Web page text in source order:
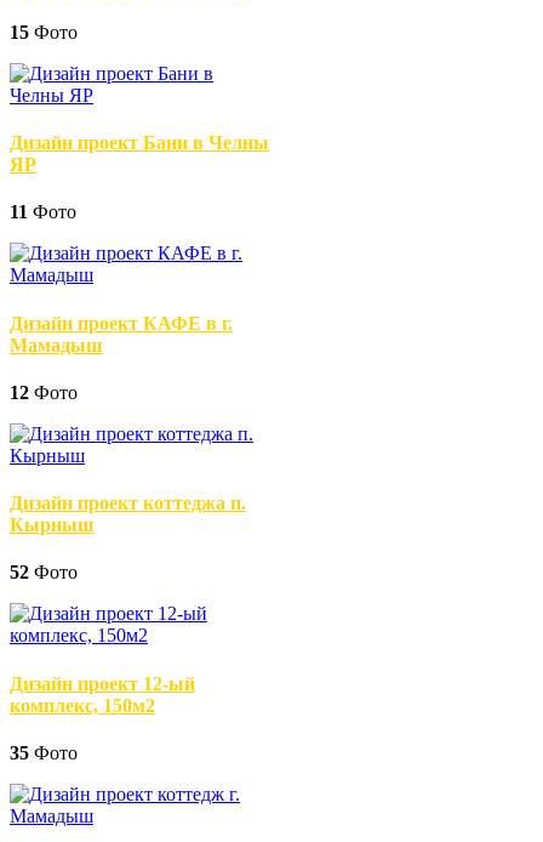
15 Фото
Дизайн проект Бани в Челны
ЯР
11 Фото
Дизайн проект КАФЕ в г.
Мамадыш
12 Фото
Дизайн проект коттеджа п.
Кырныш
52 Фото
Дизайн проект 12-ый
комплекс, 150м2
35 Фото